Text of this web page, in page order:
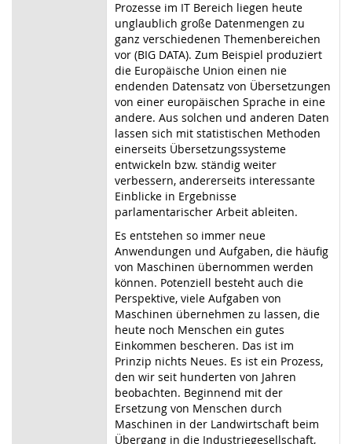
Prozesse im IT Bereich liegen heute
unglaublich große Datenmengen zu
ganz verschiedenen Themenbereichen
vor (BIG DATA). Zum Beispiel produziert
die Europäische Union einen nie
endenden Datensatz von Übersetzungen
von einer europäischen Sprache in eine
andere. Aus solchen und anderen Daten
lassen sich mit statistischen Methoden
einerseits Übersetzungssysteme
entwickeln bzw. ständig weiter
verbessern, andererseits interessante
Einblicke in Ergebnisse
parlamentarischer Arbeit ableiten.
Es entstehen so immer neue
Anwendungen und Aufgaben, die häufig
von Maschinen übernommen werden
können. Potenziell besteht auch die
Perspektive, viele Aufgaben von
Maschinen übernehmen zu lassen, die
heute noch Menschen ein gutes
Einkommen bescheren. Das ist im
Prinzip nichts Neues. Es ist ein Prozess,
den wir seit hunderten von Jahren
beobachten. Beginnend mit der
Ersetzung von Menschen durch
Maschinen in der Landwirtschaft beim
Übergang in die Industriegesellschaft,